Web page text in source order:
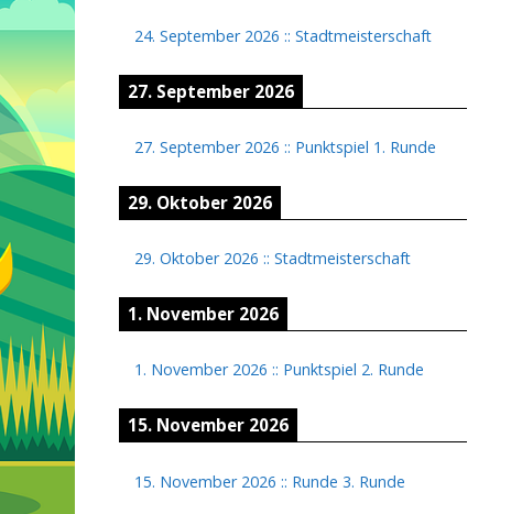
24. September 2026 :: Stadtmeisterschaft
27. September 2026
27. September 2026 :: Punktspiel 1. Runde
29. Oktober 2026
29. Oktober 2026 :: Stadtmeisterschaft
1. November 2026
1. November 2026 :: Punktspiel 2. Runde
15. November 2026
15. November 2026 :: Runde 3. Runde